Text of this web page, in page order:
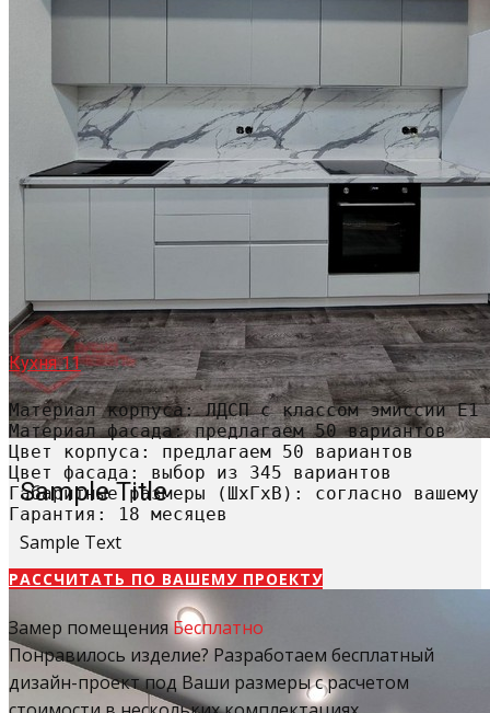
Sample Title
Sample Text
Кухня 11
Материал корпуса: ЛДСП с классом эмиссии Е1
Материал фасада: предлагаем 50 вариантов
Цвет корпуса: предлагаем 50 вариантов
Цвет фасада: выбор из 345 вариантов
Габаритные размеры (ШхГхВ): согласно вашему
Гарантия: 18 месяцев
РАССЧИТАТЬ​ ПО ВАШЕМУ ПРОЕКТУ
Замер помещенияБесплатно
Понравилось изделие? Разработаем бесплатный
дизайн-проект под Ваши размеры с расчетом